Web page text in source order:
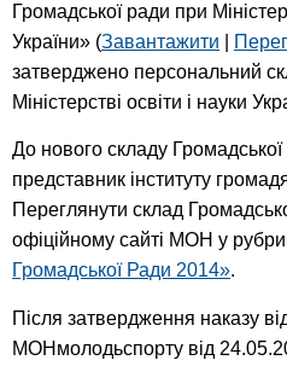
Громадської ради при
України» (Завантажити
затверджено персональний
Міністерстві освіти і науки
До нового складу
представник інституту
Переглянути склад
офіційному сайті МОН у
Громадської Ради 2014».
Після затвердження наказу
МОНмолодьспорту від